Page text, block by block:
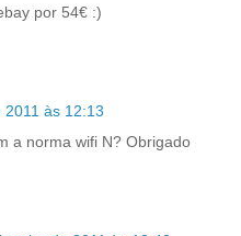
por 54€ :)
às 12:13
a norma wifi N? Obrigado